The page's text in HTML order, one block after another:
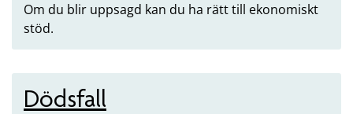
Om du blir uppsagd kan du ha rätt till ekonomiskt
stöd.
Dödsfall